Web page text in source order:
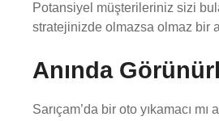
Potansiyel müşterileriniz sizi
stratejinizde olmazsa olmaz bir
Anında
Sarıçam’da bir oto yıkamacı